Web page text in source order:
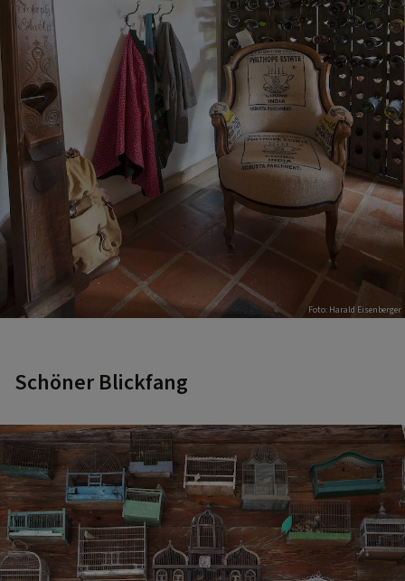
Foto: Harald Eisenberger
Schöner Blickfang